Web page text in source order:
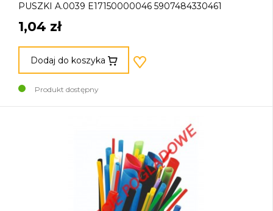
PUSZKI A.0039 E17150000046 5907484330461
1,04 zł
Dodaj do koszyka
Produkt dostępny